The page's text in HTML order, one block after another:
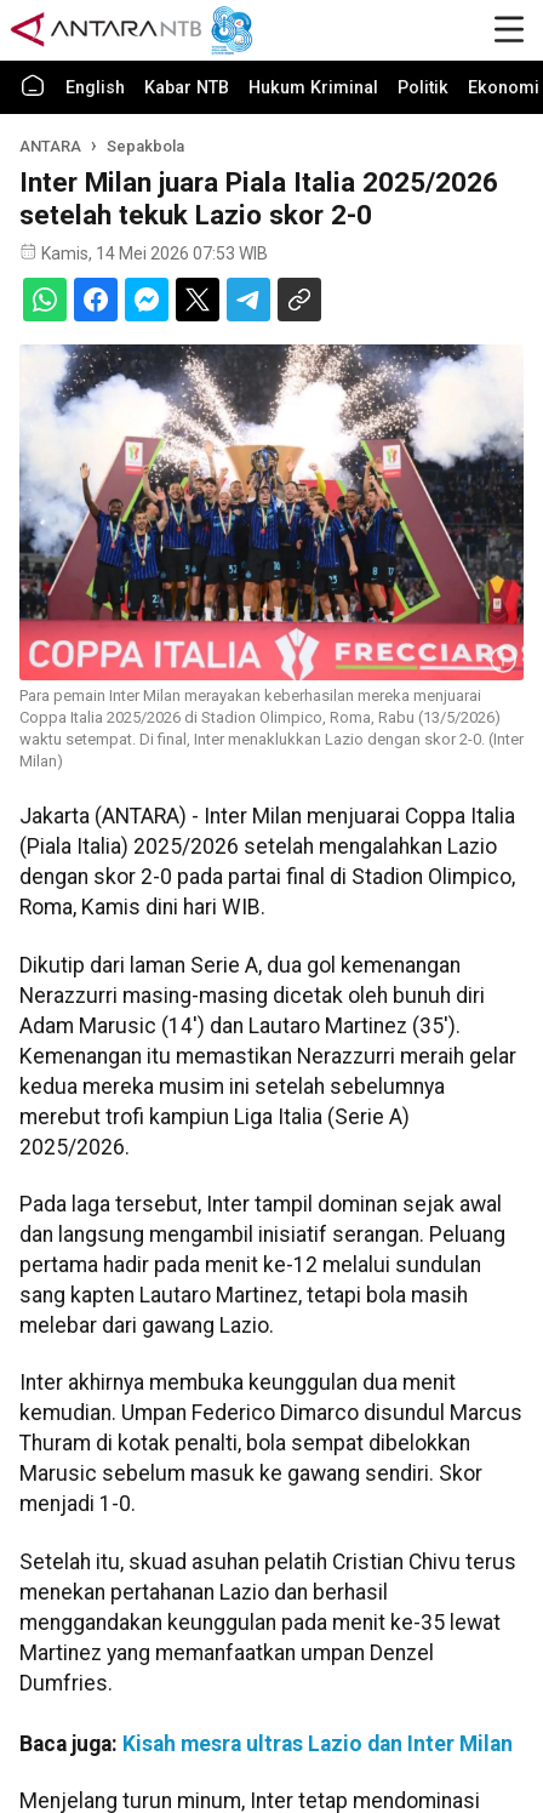
English Kabar NTB Hukum Kriminal Politik
ANTARA Sepakbola
Inter Milan juara Piala Italia 2025/2026
setelah tekuk Lazio skor 2-0
Kamis, 14 Mei 2026 07:53 WIB
Para pemain Inter Milan merayakan keberhasilan mereka menjuarai
Coppa Italia 2025/2026 di Stadion Olimpico, Roma, Rabu (13/5/2026)
waktu setempat. Di final, Inter menaklukkan Lazio dengan skor 2-0. (Inter
Milan)
Jakarta (ANTARA) - Inter Milan menjuarai Coppa Italia
(Piala Italia) 2025/2026 setelah mengalahkan Lazio
dengan skor 2-0 pada partai final di Stadion Olimpico,
Roma, Kamis dini hari WIB.
Dikutip dari laman Serie A, dua gol kemenangan
Nerazzurri masing-masing dicetak oleh bunuh diri
Adam Marusic (14') dan Lautaro Martinez (35').
Kemenangan itu memastikan Nerazzurri meraih gelar
kedua mereka musim ini setelah sebelumnya
merebut trofi kampiun Liga Italia (Serie A)
2025/2026.
Pada laga tersebut, Inter tampil dominan sejak awal
dan langsung mengambil inisiatif serangan. Peluang
pertama hadir pada menit ke-12 melalui sundulan
sang kapten Lautaro Martinez, tetapi bola masih
melebar dari gawang Lazio.
Inter akhirnya membuka keunggulan dua menit
kemudian. Umpan Federico Dimarco disundul Marcus
Thuram di kotak penalti, bola sempat dibelokkan
Marusic sebelum masuk ke gawang sendiri. Skor
menjadi 1-0.
Setelah itu, skuad asuhan pelatih Cristian Chivu terus
menekan pertahanan Lazio dan berhasil
menggandakan keunggulan pada menit ke-35 lewat
Martinez yang memanfaatkan umpan Denzel
Dumfries.
Baca juga: Kisah mesra ultras Lazio dan Inter Milan
Menjelang turun minum, Inter tetap mendominasi